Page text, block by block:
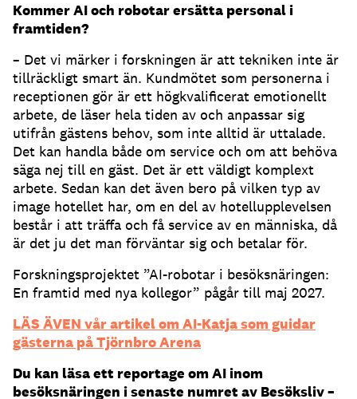
Kommer AI och robotar ersätta personal i
framtiden?
– Det vi märker i forskningen är att tekniken inte är
tillräckligt smart än. Kundmötet som personerna i
receptionen gör är ett högkvalificerat emotionellt
arbete, de läser hela tiden av och anpassar sig
utifrån gästens behov, som inte alltid är uttalade.
Det kan handla både om service och om att behöva
säga nej till en gäst. Det är ett väldigt komplext
arbete. Sedan kan det även bero på vilken typ av
image hotellet har, om en del av hotellupplevelsen
består i att träffa och få service av en människa, då
är det ju det man förväntar sig och betalar för.
Forskningsprojektet ”AI-robotar i besöksnäringen:
En framtid med nya kollegor” pågår till maj 2027.
LÄS ÄVEN vår artikel om AI-Katja som guidar
gästerna på Tjörnbro Arena
Du kan läsa ett reportage om AI inom
besöksnäringen i senaste numret av Besöksliv –